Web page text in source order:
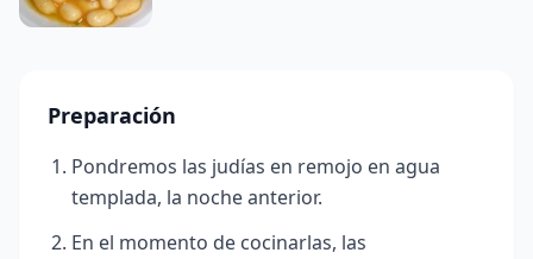
Preparación
Pondremos las judías en remojo en agua
templada, la noche anterior.
En el momento de cocinarlas, las